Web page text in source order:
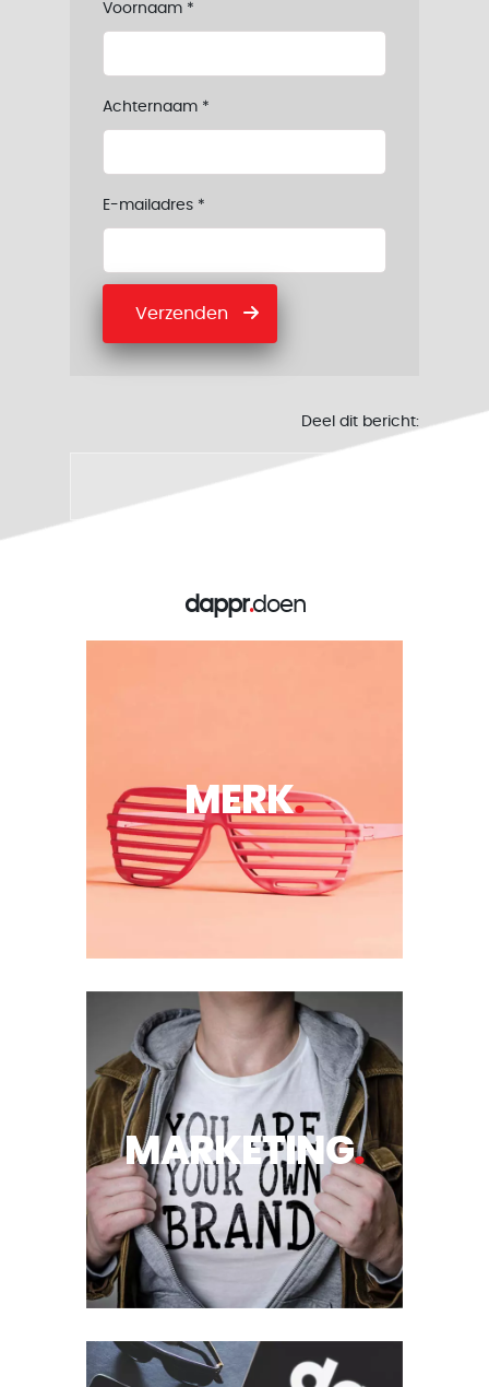
Voornaam *
Achternaam *
E-mailadres *
Verzenden
Deel dit bericht:
dappr.doen
MERK.
MARKETING.